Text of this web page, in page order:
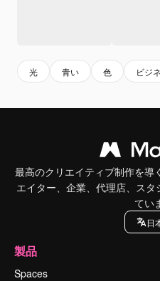
光 青い 色 ビジ
最高のクリエイティブ制作を導
エイター、企業、代理店、ス
てい
日
製品
Spaces